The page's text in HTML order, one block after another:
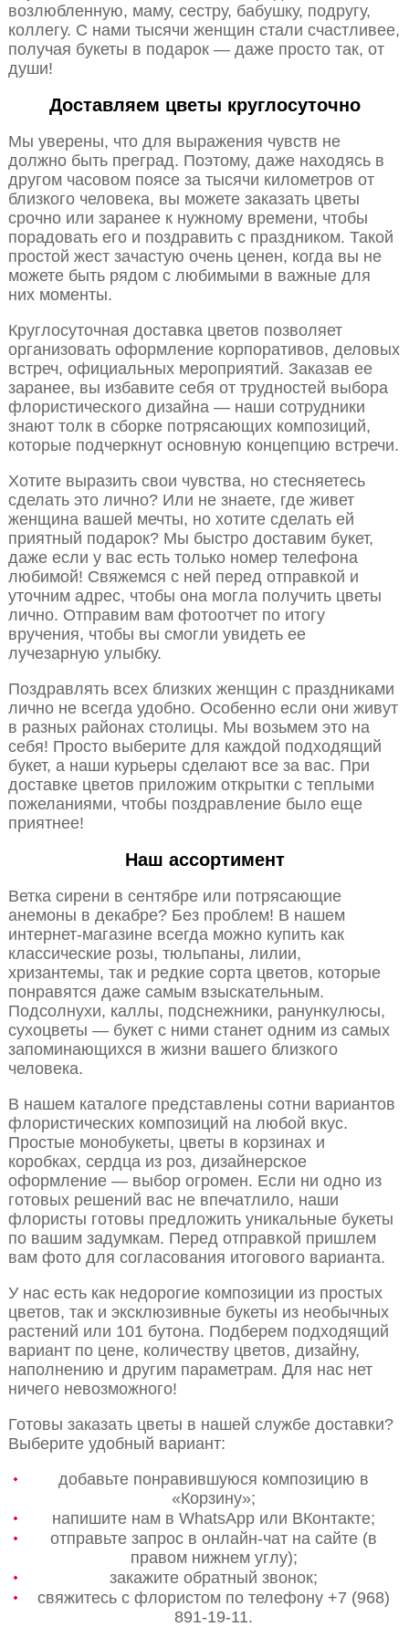
возлюбленную, маму, сестру, бабушку, подругу,
коллегу. С нами тысячи женщин стали счастливее,
получая букеты в подарок — даже просто так, от
души!
Доставляем цветы круглосуточно
Мы уверены, что для выражения чувств не
должно быть преград. Поэтому, даже находясь в
другом часовом поясе за тысячи километров от
близкого человека, вы можете заказать цветы
срочно или заранее к нужному времени, чтобы
порадовать его и поздравить с праздником. Такой
простой жест зачастую очень ценен, когда вы не
можете быть рядом с любимыми в важные для
них моменты.
Круглосуточная доставка цветов позволяет
организовать оформление корпоративов, деловых
встреч, официальных мероприятий. Заказав ее
заранее, вы избавите себя от трудностей выбора
флористического дизайна — наши сотрудники
знают толк в сборке потрясающих композиций,
которые подчеркнут основную концепцию встречи.
Хотите выразить свои чувства, но стесняетесь
сделать это лично? Или не знаете, где живет
женщина вашей мечты, но хотите сделать ей
приятный подарок? Мы быстро доставим букет,
даже если у вас есть только номер телефона
любимой! Свяжемся с ней перед отправкой и
уточним адрес, чтобы она могла получить цветы
лично. Отправим вам фотоотчет по итогу
вручения, чтобы вы смогли увидеть ее
лучезарную улыбку.
Поздравлять всех близких женщин с праздниками
лично не всегда удобно. Особенно если они живут
в разных районах столицы. Мы возьмем это на
себя! Просто выберите для каждой подходящий
букет, а наши курьеры сделают все за вас. При
доставке цветов приложим открытки с теплыми
пожеланиями, чтобы поздравление было еще
приятнее!
Наш ассортимент
Ветка сирени в сентябре или потрясающие
анемоны в декабре? Без проблем! В нашем
интернет-магазине всегда можно купить как
классические розы, тюльпаны, лилии,
хризантемы, так и редкие сорта цветов, которые
понравятся даже самым взыскательным.
Подсолнухи, каллы, подснежники, ранункулюсы,
сухоцветы — букет с ними станет одним из самых
запоминающихся в жизни вашего близкого
человека.
В нашем каталоге представлены сотни вариантов
флористических композиций на любой вкус.
Простые монобукеты, цветы в корзинах и
коробках, сердца из роз, дизайнерское
оформление — выбор огромен. Если ни одно из
готовых решений вас не впечатлило, наши
флористы готовы предложить уникальные букеты
по вашим задумкам. Перед отправкой пришлем
вам фото для согласования итогового варианта.
У нас есть как недорогие композиции из простых
цветов, так и эксклюзивные букеты из необычных
растений или 101 бутона. Подберем подходящий
вариант по цене, количеству цветов, дизайну,
наполнению и другим параметрам. Для нас нет
ничего невозможного!
Готовы заказать цветы в нашей службе доставки?
Выберите удобный вариант:
добавьте понравившуюся композицию в
«Корзину»;
напишите нам в WhatsApp или ВКонтакте;
отправьте запрос в онлайн-чат на сайте (в
правом нижнем углу);
закажите обратный звонок;
свяжитесь с флористом по телефону +7 (968)
891-19-11.